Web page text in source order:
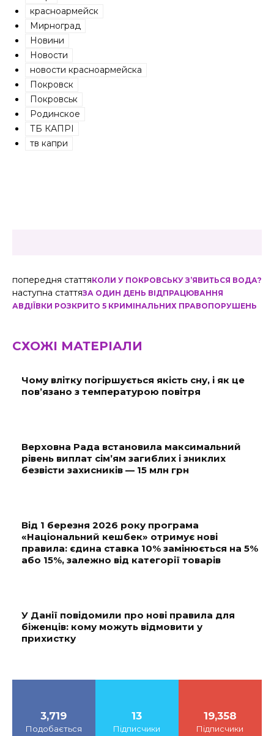
красноармейск
Мирноград
Новини
Новости
новости красноармейска
Покровск
Покровськ
Родинское
ТБ КАПРІ
тв капри
попередня статтяКОЛИ У ПОКРОВСЬКУ З’ЯВИТЬСЯ ВОДА?
наступна статтяЗА ОДИН ДЕНЬ ВІДПРАЦЮВАННЯ
АВДІЇВКИ РОЗКРИТО 5 КРИМІНАЛЬНИХ ПРАВОПОРУШЕНЬ
СХОЖІ МАТЕРІАЛИ
Чому влітку погіршується якість сну, і як це
пов’язано з температурою повітря
Верховна Рада встановила максимальний
рівень виплат сім’ям загиблих і зниклих
безвісти захисників — 15 млн грн
Від 1 березня 2026 року програма
«Національний кешбек» отримує нові
правила: єдина ставка 10% замінюється на 5%
або 15%, залежно від категорії товарів
У Данії повідомили про нові правила для
біженців: кому можуть відмовити у
прихистку
3,719
Подобається
13
Підписчики
19,358
Підписчики